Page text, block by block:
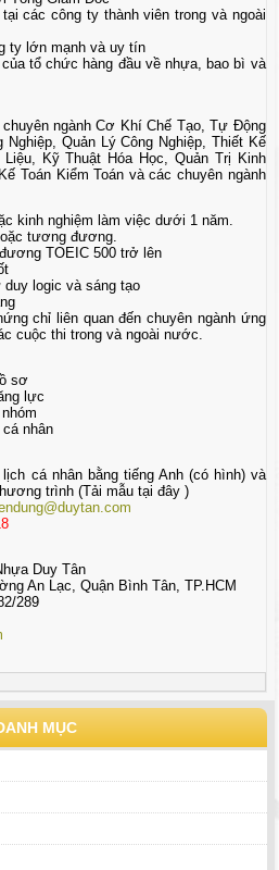
các công ty thành viên trong và ngoài
ty lớn mạnh và uy tín
tổ chức hàng đầu về nhựa, bao bì và
ngành Cơ Khí Chế Tạo, Tự Động
Nghiệp, Quản Lý Công Nghiệp, Thiết Kế
Liệu, Kỹ Thuật Hóa Học, Quản Trị Kinh
Toán Kiểm Toán và các chuyên ngành
kinh nghiệm làm việc dưới 1 năm.
tương đương.
TOEIC 500 trở lên
logic và sáng tạo
chỉ liên quan đến chuyên ngành ứng
cuộc thi trong và ngoài nước.
sơ
lực
nhân
cá nhân bằng tiếng Anh (có hình) và
trình (Tải mẫu tại đây )
Duy Tân
An Lạc, Quận Bình Tân, TP.HCM
289
MỤC